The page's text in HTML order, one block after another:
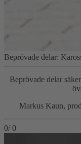
Beprövade delar:
Beprövade delar
Markus Kaun,
0/ 0